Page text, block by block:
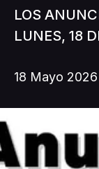
LOS
LUNES, 18
18 Mayo 2026